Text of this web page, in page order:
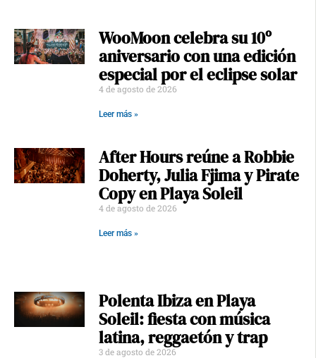
WooMoon celebra su 10º
aniversario con una edición
especial por el eclipse solar
4 de agosto de 2026
Leer más »
After Hours reúne a Robbie
Doherty, Julia Fjima y Pirate
Copy en Playa Soleil
4 de agosto de 2026
Leer más »
Polenta Ibiza en Playa
Soleil: fiesta con música
latina, reggaetón y trap
3 de agosto de 2026